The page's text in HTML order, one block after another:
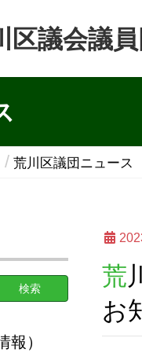
区議会議員
荒川区議団ニュース
荒川区議団ニュース 2024年新年号（区民アンケートの結果も
お
報）